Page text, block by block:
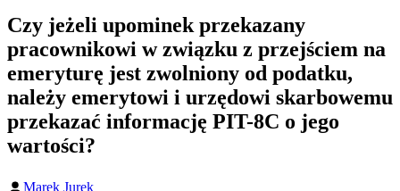
Czy jeżeli upominek przekazany
pracownikowi w związku z przejściem na
emeryturę jest zwolniony od podatku,
należy emerytowi i urzędowi skarbowemu
przekazać informację PIT-8C o jego
wartości?
Marek Jurek